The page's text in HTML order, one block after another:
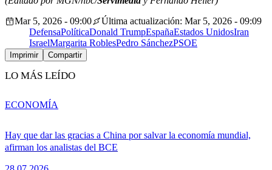
Mar 5, 2026 - 09:00
Última actualización: Mar 5, 2026 - 09:09
DefensaPolíticaDonald TrumpEspañaEstados UnidosIran
IsraelMargarita RoblesPedro SánchezPSOE
Imprimir Compartir
LO MÁS LEÍDO
Hay que dar las gracias a China por salvar la economía mundial,
afirman los analistas del BCE
ECONOMÍA